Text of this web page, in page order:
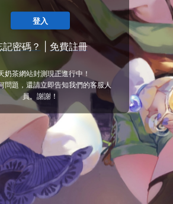
登入
記密碼？ 免費註冊
奶茶網站封測現正進行中！
問題，還請立即告知我們的客服人
員。謝謝！